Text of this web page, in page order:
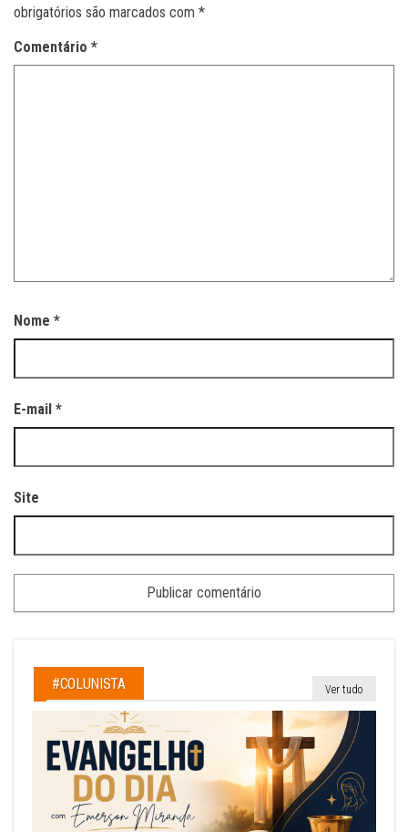
obrigatórios são marcados com *
Comentário *
Nome *
E-mail *
Site
#COLUNISTA Ver tudo